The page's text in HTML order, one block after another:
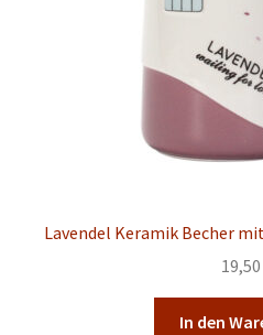
Lavendel Keramik Becher
19,50
In den